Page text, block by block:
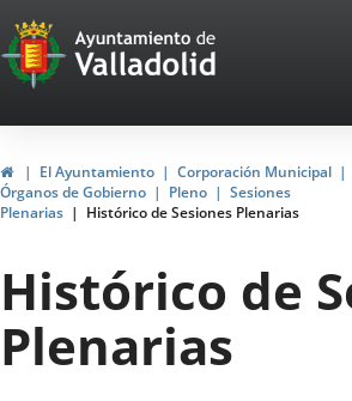
Portal
Web
del
Ayuntamiento
de
Valladolid
InicioEl Ayuntamiento
Corporación Municipal
Órganos de Gobierno
Pleno
Sesiones
Plenarias
Histórico de Sesiones Plenarias
Histórico de
Plenarias